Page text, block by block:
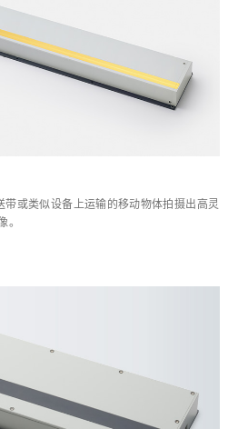
或类似设备上运输的移动物体拍摄出高灵
。